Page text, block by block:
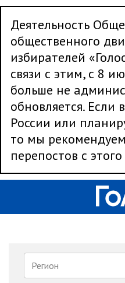
Деятельность
общественного
избирателей
связи с этим, с 8
больше не
обновляется. Если
России или
то мы
перепостов с
Регион